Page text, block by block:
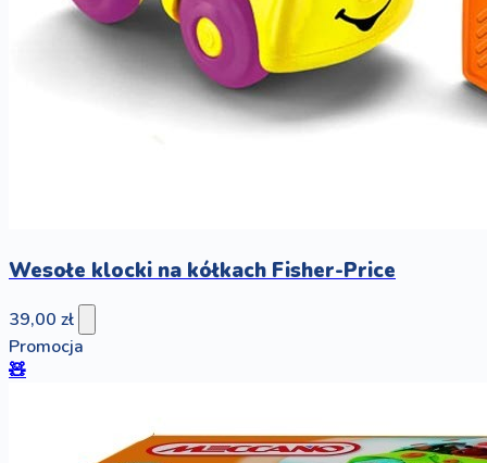
Wesołe klocki na kółkach Fisher-Price
39,00 zł
Promocja
🧸